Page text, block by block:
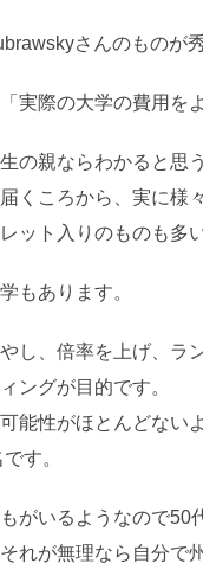
さんのものが
実際の大学の費用を
の親ならわかると思
くころから、実に様
ット入りのものも多
もあります。
し、倍率を上げ、ラ
ングが目的です。
能性がほとんどない
す。
がいるようなので50
れが無理なら自分で